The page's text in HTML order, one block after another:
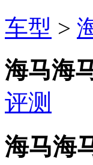
车型 >
海马海
评测
海马海